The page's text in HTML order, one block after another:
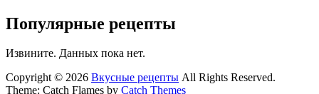
Популярные рецепты
Извините. Данных пока нет.
Copyright © 2026 Вкусные рецепты All Rights Reserved.
Theme: Catch Flames by Catch Themes